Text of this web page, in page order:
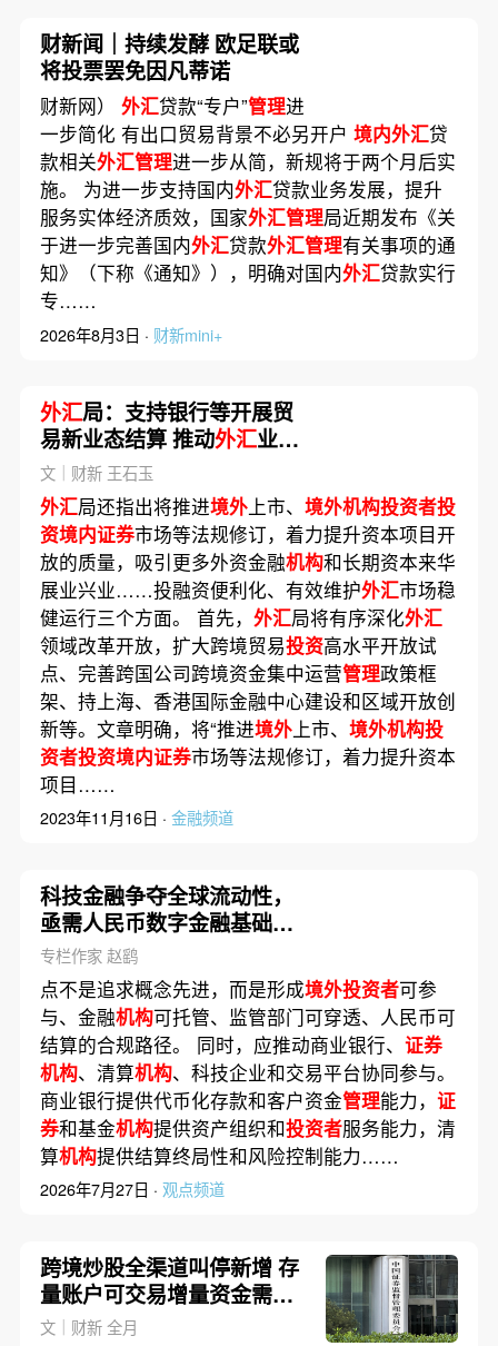
财新闻｜持续发酵 欧足联或
将投票罢免因凡蒂诺
财新网） 外汇贷款“专户”管理进
一步简化 有出口贸易背景不必另开户 境内外汇贷
款相关外汇管理进一步从简，新规将于两个月后实
施。 为进一步支持国内外汇贷款业务发展，提升
服务实体经济质效，国家外汇管理局近期发布《关
于进一步完善国内外汇贷款外汇管理有关事项的通
知》（下称《通知》），明确对国内外汇贷款实行
专……
2026年8月3日 · 财新mini+
外汇局：支持银行等开展贸
易新业态结算 推动外汇业务
流程再造
文｜财新 王石玉
外汇局还指出将推进境外上市、 境外机构投资者投
资境内证券市场等法规修订，着力提升资本项目开
放的质量，吸引更多外资金融机构和长期资本来华
展业兴业……投融资便利化、有效维护外汇市场稳
健运行三个方面。 首先， 外汇局将有序深化外汇
领域改革开放，扩大跨境贸易投资高水平开放试
点、完善跨国公司跨境资金集中运营管理政策框
架、持上海、香港国际金融中心建设和区域开放创
新等。文章明确，将“推进境外上市、 境外机构投
资者投资境内证券市场等法规修订，着力提升资本
项目……
2023年11月16日 · 金融频道
科技金融争夺全球流动性，
亟需人民币数字金融基础设
施建设
专栏作家 赵鹞
点不是追求概念先进，而是形成境外投资者可参
与、金融机构可托管、监管部门可穿透、人民币可
结算的合规路径。 同时，应推动商业银行、 证券
机构、清算机构、科技企业和交易平台协同参与。
商业银行提供代币化存款和客户资金管理能力， 证
券和基金机构提供资产组织和投资者服务能力，清
算机构提供结算终局性和风险控制能力……
2026年7月27日 · 观点频道
跨境炒股全渠道叫停新增 存
量账户可交易增量资金需合
规
文｜财新 全月